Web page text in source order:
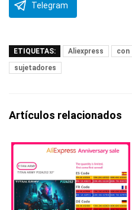
Telegram
ETIQUETAS: Aliexpress con
sujetadores
Artículos relacionados